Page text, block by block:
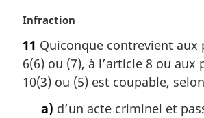
l
:
N
t
e
m
Infraction
11 Quiconque contrevient aux
6(6) ou (7), à l’article 8 ou aux
10(3) ou (5) est coupable,
a) d’un acte criminel et